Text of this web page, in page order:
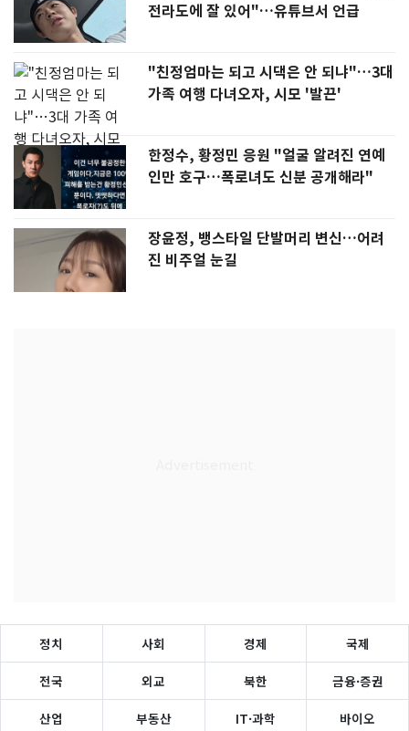
전라도에 잘 있어"…유튜브서 언급
"친정엄마는 되고 시댁은 안 되냐"…3대
가족 여행 다녀오자, 시모 '발끈'
한정수, 황정민 응원 "얼굴 알려진 연예
인만 호구…폭로녀도 신분 공개해라"
장윤정, 뱅스타일 단발머리 변신…어려
진 비주얼 눈길
정치 사회 경제 국제
전국 외교 북한 금융·증권
산업 부동산 IT·과학 바이오